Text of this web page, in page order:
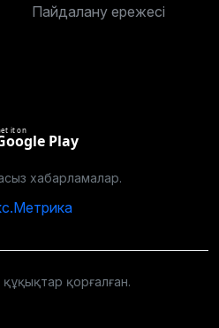
Пайдалану ережесі
it on
Play
хабарламалар.
қорғалған.